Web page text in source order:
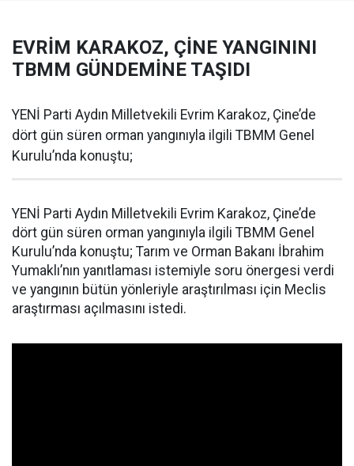
EVRİM KARAKOZ, ÇİNE YANGININI
TBMM GÜNDEMİNE TAŞIDI
YENİ Parti Aydın Milletvekili Evrim Karakoz, Çine’de
dört gün süren orman yangınıyla ilgili TBMM Genel
Kurulu’nda konuştu;
YENİ Parti Aydın Milletvekili Evrim Karakoz, Çine’de
dört gün süren orman yangınıyla ilgili TBMM Genel
Kurulu’nda konuştu; Tarım ve Orman Bakanı İbrahim
Yumaklı’nın yanıtlaması istemiyle soru önergesi verdi
ve yangının bütün yönleriyle araştırılması için Meclis
araştırması açılmasını istedi.